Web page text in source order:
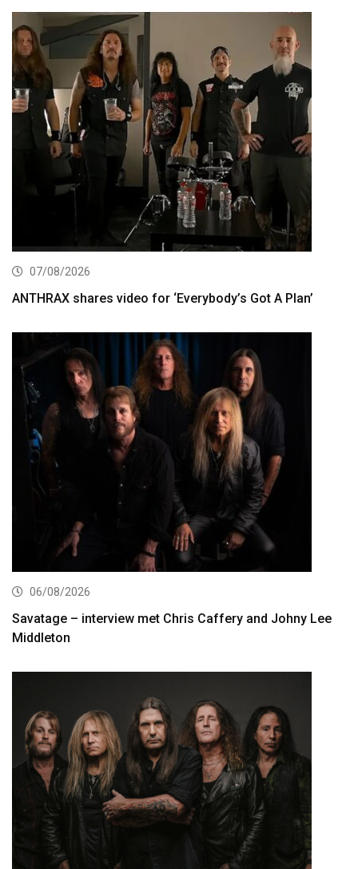
07/08/2026
ANTHRAX shares video for ‘Everybody’s Got A Plan’
06/08/2026
Savatage – interview met Chris Caffery and Johny Lee
Middleton